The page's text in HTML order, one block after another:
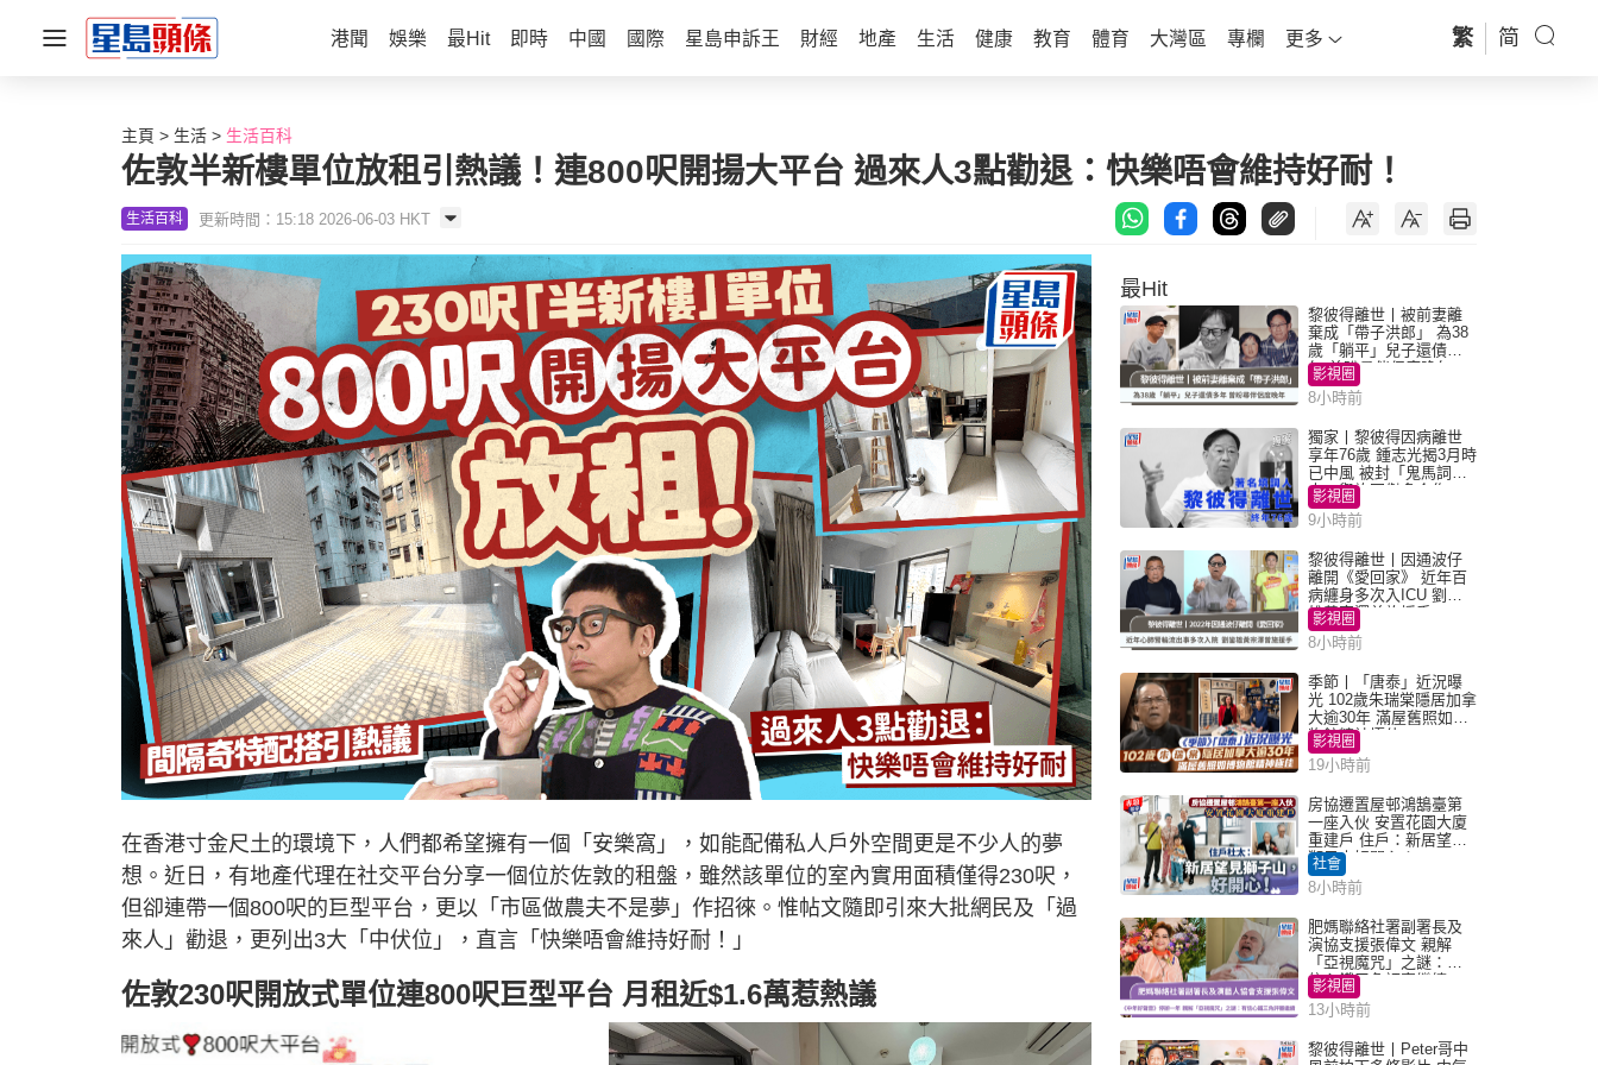
港聞 娛樂 最Hit 即時 中國 國際 星島申訴王 財經 地產 生活 健康 教育 體育 大灣區 專欄 更多 繁 简
主頁 生活 生活百科
佐敦半新樓單位放租引熱議！連800呎開揚大平台 過來人3點勸退：快樂唔會維持好耐！
生活百科 更新時間：15:18 2026-06-03 HKT
在香港寸金尺土的環境下，人們都希望擁有一個「安樂窩」，如能配備私人戶外空間更是不少人的夢
想。近日，有地產代理在社交平台分享一個位於佐敦的租盤，雖然該單位的室內實用面積僅得230呎，
但卻連帶一個800呎的巨型平台，更以「市區做農夫不是夢」作招徠。惟帖文隨即引來大批網民及「過
來人」勸退，更列出3大「中伏位」，直言「快樂唔會維持好耐！」
佐敦230呎開放式單位連800呎巨型平台 月租近$1.6萬惹熱議
最Hit
黎彼得離世丨被前妻離
棄成「帶子洪郎」 為38
歲「躺平」兒子還債多
年 曾盼尋伴侶度晚年
影視圈
8小時前
獨家丨黎彼得因病離世
享年76歲 鍾志光揭3月時
已中風 被封「鬼馬詞
人」與許冠傑多合作
影視圈
9小時前
黎彼得離世丨因通波仔
離開《愛回家》 近年百
病纏身多次入ICU 劉鑾
雄黃宗澤曾施援手
影視圈
8小時前
季節丨「唐泰」近況曝
光 102歲朱瑞棠隱居加拿
大逾30年 滿屋舊照如博
物館精神極佳
影視圈
19小時前
房協遷置屋邨鴻鵠臺第
一座入伙 安置花園大廈
重建戶 住戶：新居望見
獅子山好開心！
社會
8小時前
肥媽聯絡社署副署長及
演協支援張偉文 親解
「亞視魔咒」之謎：有
信心鐵三角評審繼續
影視圈
13小時前
黎彼得離世丨Peter哥中